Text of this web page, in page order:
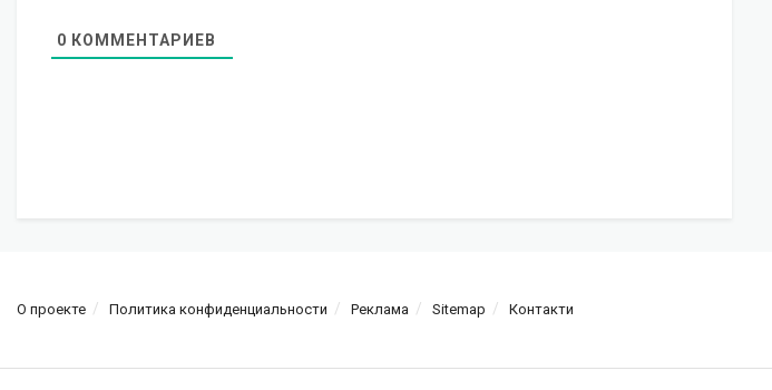
0 КОММЕНТАРИЕВ
О проекте Политика конфиденциальности Реклама Sitemap Контакти